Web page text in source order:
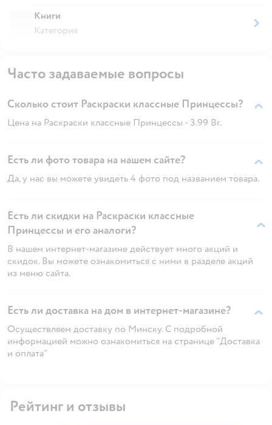
Книги
Категория
Часто задаваемые вопросы
Сколько стоит Раскраски классные Принцессы?
Цена на Раскраски классные Принцессы - 3.99 Br.
Есть ли фото товара на нашем сайте?
Да, у нас вы можете увидеть 4 фото под названием товара.
Есть ли скидки на Раскраски классные
Принцессы и его аналоги?
В нашем интернет-магазине действует много акций и
скидок. Вы можете ознакомиться с ними в разделе акций
из меню сайта.
Есть ли доставка на дом в интернет-магазине?
Осуществляем доставку по Минску. С подробной
информацией можно ознакомиться на странице "Доставка
и оплата"
Рейтинг и отзывы